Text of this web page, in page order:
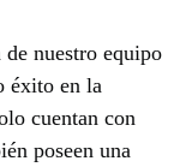
nuestro equipo
éxito en la
cuentan con
poseen una